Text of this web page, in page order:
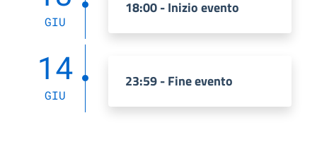
GIU
18:00 - Inizio evento
14
GIU
23:59 - Fine evento